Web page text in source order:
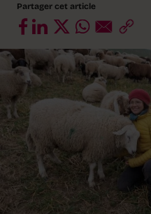
Partager cet article